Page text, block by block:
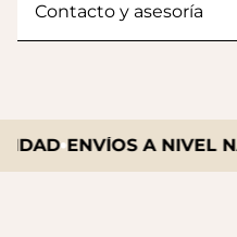
Contacto y asesoría
ENVÍOS A NIVEL